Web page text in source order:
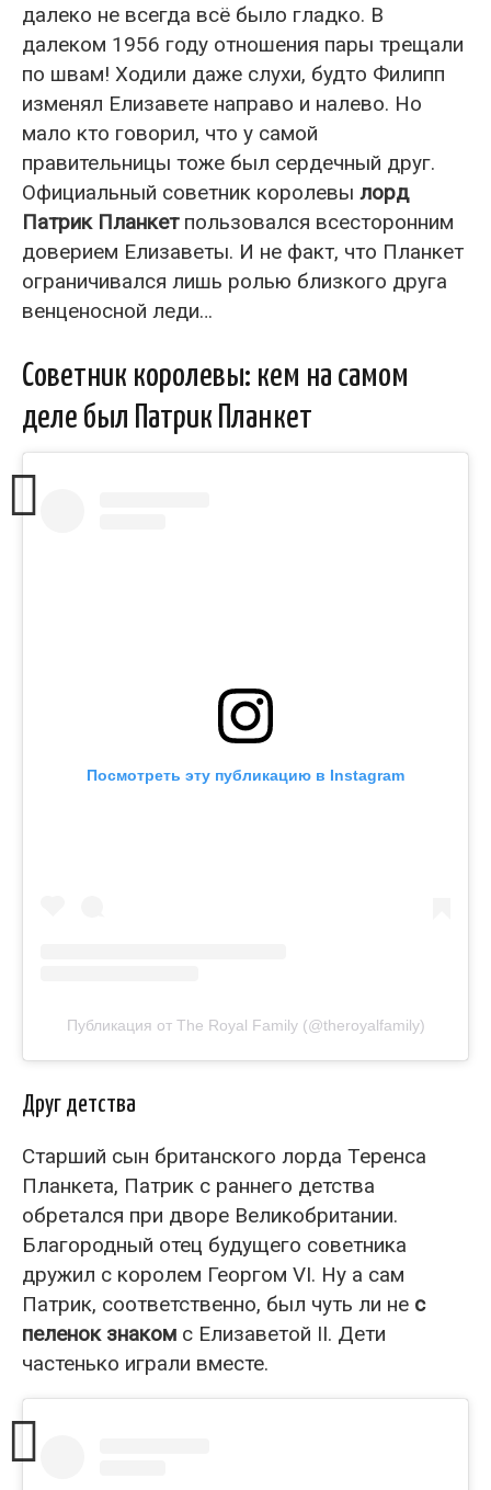
далеко не всегда всё было гладко. В
далеком 1956 году отношения пары трещали
по швам! Ходили даже слухи, будто Филипп
изменял Елизавете направо и налево. Но
мало кто говорил, что у самой
правительницы тоже был сердечный друг.
Официальный советник королевы лорд
Патрик Планкетпользовался всесторонним
доверием Елизаветы. И не факт, что Планкет
ограничивался лишь ролью близкого друга
венценосной леди…
Советник королевы: кем на самом
деле был Патрик Планкет
Посмотреть эту публикацию в Instagram
Публикация от The Royal Family (@theroyalfamily)
Друг детства
Старший сын британского лорда Теренса
Планкета, Патрик с раннего детства
обретался при дворе Великобритании.
Благородный отец будущего советника
дружил с королем Георгом VI. Ну а сам
Патрик, соответственно, был чуть ли не с
пеленок знаком с Елизаветой II. Дети
частенько играли вместе.